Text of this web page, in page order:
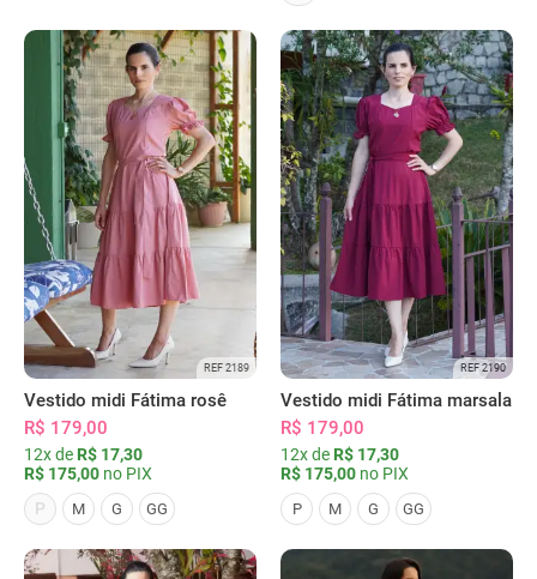
REF 2189
Vestido midi Fátima rosê
R$ 179,00
12x de R$ 17,30
R$ 175,00 no PIX
P
M G GG
REF 2190
Vestido midi Fátima marsala
R$ 179,00
12x de R$ 17,30
R$ 175,00 no PIX
P M G GG